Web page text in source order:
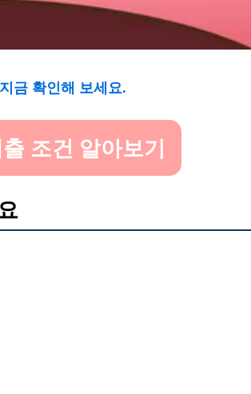
금 확인해 보세요.
조건 알아보기